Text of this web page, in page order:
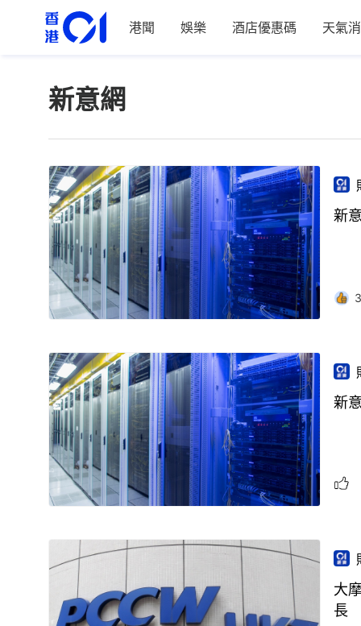
港聞 娛樂 酒店優惠碼 天氣
新意網
新
3
新
大
長